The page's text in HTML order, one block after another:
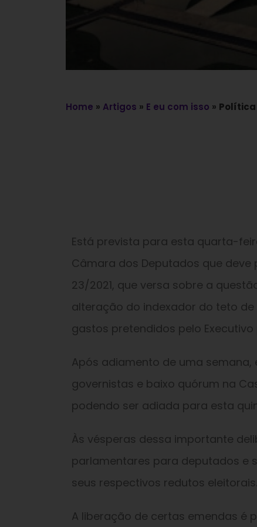
Home » Artigos » E eu com isso »
Está prevista para esta quarta-
Câmara dos Deputados que deve
23/2021, que versa sobre a
alteração do indexador do teto
gastos pretendidos pelo
Após adiamento de uma
governistas e baixo quórum na
podendo ser adiada para esta
Às vésperas dessa importante
parlamentares para deputados e
seus respectivos redutos eleitorais.
A liberação de certas emendas é